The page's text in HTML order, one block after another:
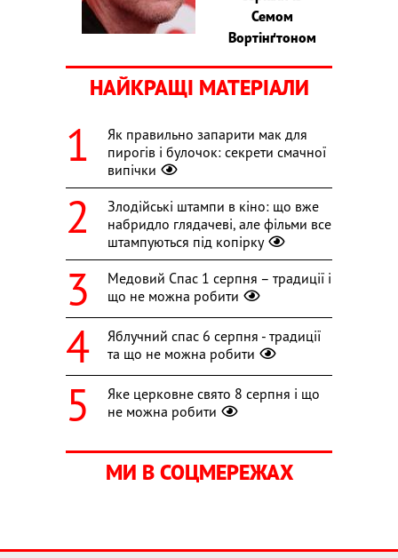
Семом
Вортінґтоном
НАЙКРАЩІ МАТЕРІАЛИ
Як правильно запарити мак для
пирогів і булочок: секрети смачної
випічки
Злодійські штампи в кіно: що вже
набридло глядачеві, але фільми все
штампуються під копірку
Медовий Спас 1 серпня – традиції і
що не можна робити
Яблучний спас 6 серпня - традиції
та що не можна робити
Яке церковне свято 8 серпня і що
не можна робити
МИ В СОЦМЕРЕЖАХ